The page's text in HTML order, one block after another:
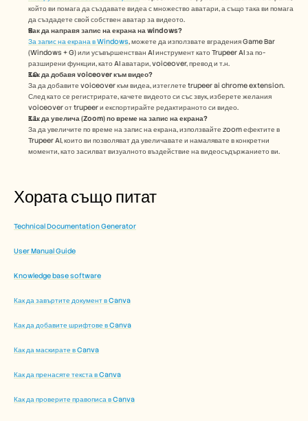
който ви помага да създавате видеа с множество аватари, а също така ви помага
да създадете свой собствен аватар за видеото.
Как да направя запис на екрана на windows?
За запис на екрана в Windows, можете да използвате вградения Game Bar
(Windows + G) или усъвършенстван AI инструмент като Trupeer AI за по-
разширени функции, като AI аватари, voiceover, превод и т.н.
Как да добавя voiceover към видео?
За да добавите voiceover към видеа, изтеглете trupeer ai chrome extension.
След като се регистрирате, качете видеото си със звук, изберете желания
voiceover от trupeer и експортирайте редактираното си видео.
Как да увелича (Zoom) по време на запис на екрана?
За да увеличите по време на запис на екрана, използвайте zoom ефектите в
Trupeer AI, които ви позволяват да увеличавате и намалявате в конкретни
моменти, като засилват визуалното въздействие на видеосъдържанието ви.
Хората също питат
Technical Documentation Generator
User Manual Guide
Knowledge base software
Как да завъртите документ в Canva
Как да добавите шрифтове в Canva
Как да маскирате в Canva
Как да пренасяте текста в Canva
Как да проверите правописа в Canva